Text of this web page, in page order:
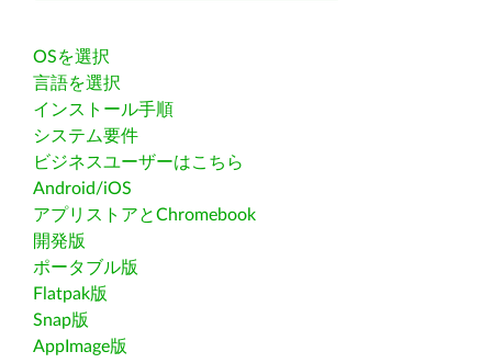
OSを選択
言語を選択
インストール手順
システム要件
ビジネスユーザーはこちら
Android/iOS
アプリストアとChromebook
開発版
ポータブル版
Flatpak版
Snap版
AppImage版